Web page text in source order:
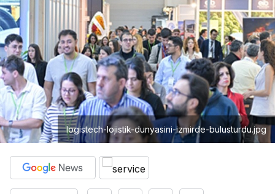
logistech-lojistik-dunyasini-izmirde-bulusturdu.jpg